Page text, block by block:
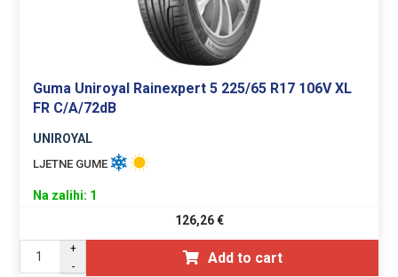
Guma Uniroyal Rainexpert 5 225/65 R17 106V XL
FR C/A/72dB
UNIROYAL
LJETNE GUME
Na zalihi: 1
126,26€
+
-
Add to cart